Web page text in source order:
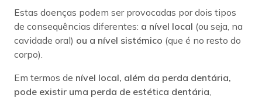
Estas doenças podem ser provocadas por dois tipos
de consequências diferentes: a nível local (ou seja, na
cavidade oral) ou a nível sistémico (que é no resto do
corpo).
Em termos de nível local, além da perda dentária,
pode existir uma perda de estética dentária